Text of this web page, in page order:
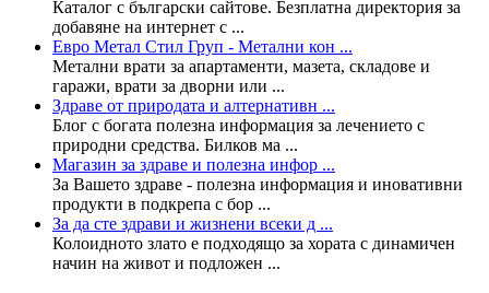
Каталог с български сайтове. Безплатна директория за
добавяне на интернет с ...
Евро Метал Стил Груп - Метални кон ...
Метални врати за апартаменти, мазета, складове и
гаражи, врати за дворни или ...
Здраве от природата и алтернативн ...
Блог с богата полезна информация за лечението с
природни средства. Билков ма ...
Магазин за здраве и полезна инфор ...
За Вашето здраве - полезна информация и иновативни
продукти в подкрепа с бор ...
За да сте здрави и жизнени всеки д ...
Колoидното злато е подходящо за хората с динамичен
начин на живот и подложен ...